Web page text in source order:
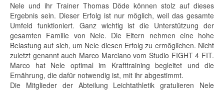
Nele und ihr Trainer Thomas Döde können stolz auf dieses
Ergebnis sein. Dieser Erfolg ist nur möglich, weil das gesamte
Umfeld funktioniert. Ganz wichtig ist die Unterstützung der
gesamten Familie von Nele. Die Eltern nehmen eine hohe
Belastung auf sich, um Nele diesen Erfolg zu ermöglichen. Nicht
zuletzt genannt auch Marco Marciano vom Studio FIGHT 4 FIT.
Marco hat Nele optimal im Krafttraining begleitet und die
Ernährung, die dafür notwendig ist, mit ihr abgestimmt.
Die Mitglieder der Abteilung Leichtathletik gratulieren Nele